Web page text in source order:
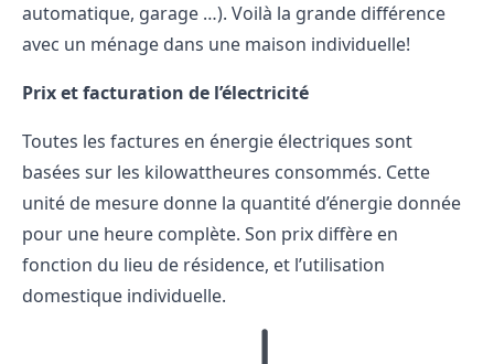
automatique, garage …). Voilà la grande différence
avec un ménage dans une maison individuelle!
Prix et facturation de l’électricité
Toutes les factures en énergie électriques sont
basées sur les kilowattheures consommés. Cette
unité de mesure donne la quantité d’énergie donnée
pour une heure complète. Son prix diffère en
fonction du lieu de résidence, et l’utilisation
domestique individuelle.